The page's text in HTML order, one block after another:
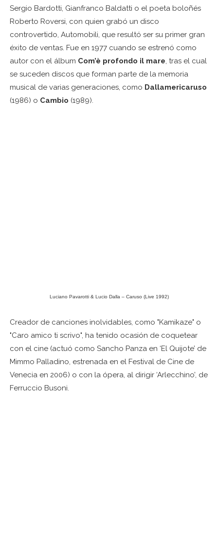
Sergio Bardotti, Gianfranco Baldatti o el poeta boloñés
Roberto Roversi, con quien grabó un disco
controvertido, Automobili, que resultó ser su primer gran
éxito de ventas. Fue en 1977 cuando se estrenó como
autor con el álbum Com’è profondo il mare, tras el cual
se suceden discos que forman parte de la memoria
musical de varias generaciones, como Dallamericaruso
(1986) o Cambio (1989).
Luciano Pavarotti & Lucio Dalla – Caruso (Live 1992)
Creador de canciones inolvidables, como "Kamikaze" o
"Caro amico ti scrivo", ha tenido ocasión de coquetear
con el cine (actuó como Sancho Panza en ‘El Quijote’ de
Mimmo Palladino, estrenada en el Festival de Cine de
Venecia en 2006) o con la ópera, al dirigir ‘Arlecchino’, de
Ferruccio Busoni.